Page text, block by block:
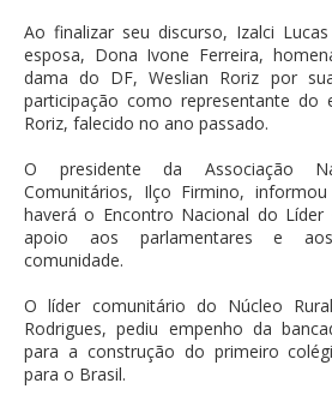
Ao finalizar seu discurso, Izalci
esposa, Dona Ivone Ferreira,
dama do DF, Weslian Roriz por
participação como representante do
Roriz, falecido no ano passado.
O presidente da Associação
Comunitários, Ilço Firmino,
haverá o Encontro Nacional do
apoio aos parlamentares e
comunidade.
O líder comunitário do Núcleo
Rodrigues, pediu empenho da
para a construção do primeiro
para o Brasil.